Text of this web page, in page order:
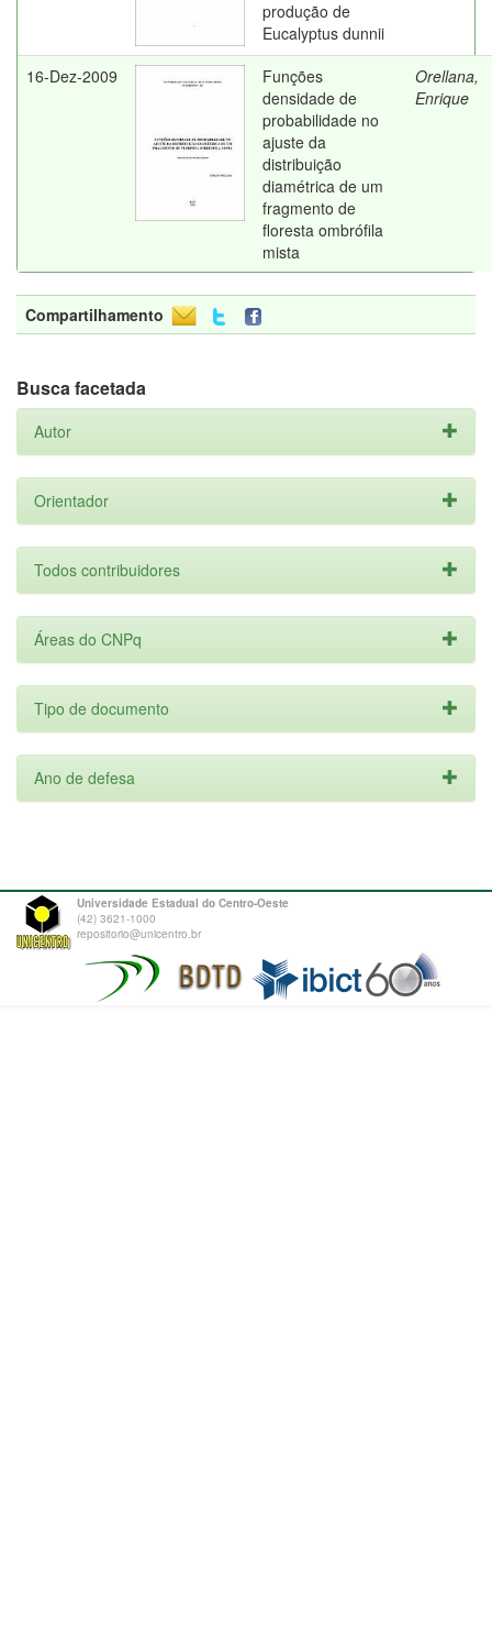
produção de
Eucalyptus dunnii
16-Dez-2009
Funções
densidade de
probabilidade no
ajuste da
distribuição
diamétrica de um
fragmento de
floresta ombrófila
mista
Orellana,
Enrique
Compartilhamento
Busca facetada
Autor
Orientador
Todos contribuidores
Áreas do CNPq
Tipo de documento
Ano de defesa
Universidade Estadual do Centro-Oeste
(42) 3621-1000
repositorio@unicentro.br